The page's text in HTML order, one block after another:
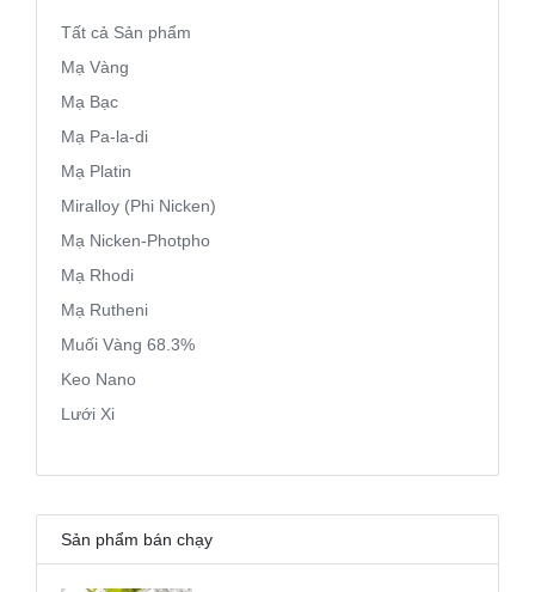
Tất cả Sản phẩm
Mạ Vàng
Mạ Bạc
Mạ Pa-la-di
Mạ Platin
Miralloy (Phi Nicken)
Mạ Nicken-Photpho
Mạ Rhodi
Mạ Rutheni
Muối Vàng 68.3%
Keo Nano
Lưới Xi
Sản phẩm bán chạy